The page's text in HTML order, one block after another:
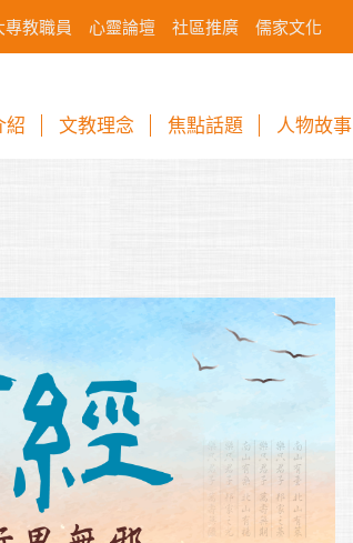
專教職員 心靈論壇 社區推廣 儒家文化
紹 文教理念 焦點話題 人物故事